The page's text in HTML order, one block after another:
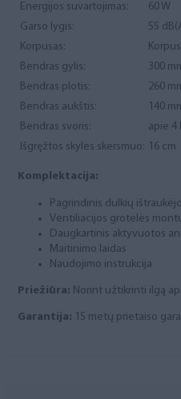
Energijos suvartojimas:
60 W
Garso lygis:
55
Korpusas:
Bendras gylis:
300
Bendras plotis:
260
Bendras aukštis:
140
Bendras svoris:
apie 4
Išgręžtos skylės skersmuo: 16 cm
Komplektacija:
Pagrindinis dulkių
Ventiliacijos grotelės
Daugkartinis aktyvuotos
Maitinimo laidas
Naudojimo instrukcija
Priežiūra: Norint užtikrinti ilgą
Garantija: 15 metų prietaiso